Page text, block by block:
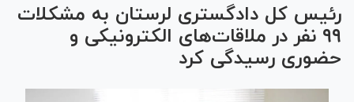
رئیس کل دادگستری لرستان به مشکلات
۹۹ نفر در ملاقات‌های الکترونیکی و
حضوری رسیدگی کرد